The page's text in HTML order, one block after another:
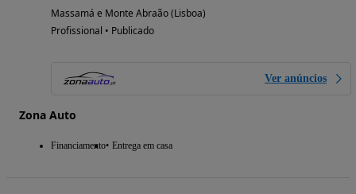
Massamá e Monte Abraão (Lisboa)
Profissional • Publicado
Ver anúncios
Zona Auto
Financiamento Entrega em casa